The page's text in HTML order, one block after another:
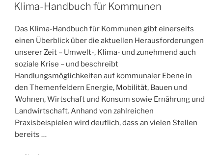
Klima-Handbuch für Kommunen
Das Klima-Handbuch für Kommunen gibt einerseits
einen Überblick über die aktuellen Herausforderungen
unserer Zeit – Umwelt-, Klima- und zunehmend auch
soziale Krise – und beschreibt
Handlungsmöglichkeiten auf kommunaler Ebene in
den Themenfeldern Energie, Mobilität, Bauen und
Wohnen, Wirtschaft und Konsum sowie Ernährung und
Landwirtschaft. Anhand von zahlreichen
Praxisbeispielen wird deutlich, dass an vielen Stellen
bereits …